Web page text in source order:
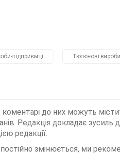
підприємці Тютюнові вироби
до них можуть
Редакція докладає зусиль
редакції.
змінюється, ми